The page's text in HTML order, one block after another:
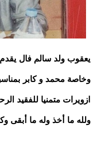
يعقوب ولد سالم فال يقدم
وخاصة محمد و كابر
ازويرات متمنيا للفقيد
ولله ما أخذ وله ما أبقى